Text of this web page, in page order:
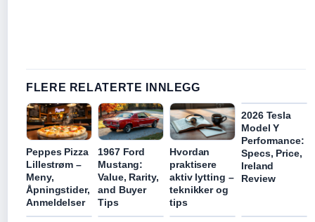
FLERE RELATERTE INNLEGG
Peppes Pizza
Lillestrøm –
Meny,
Åpningstider,
Anmeldelser
1967 Ford
Mustang:
Value, Rarity,
and Buyer
Tips
Hvordan
praktisere
aktiv lytting –
teknikker og
tips
2026 Tesla
Model Y
Performance:
Specs, Price,
Ireland
Review